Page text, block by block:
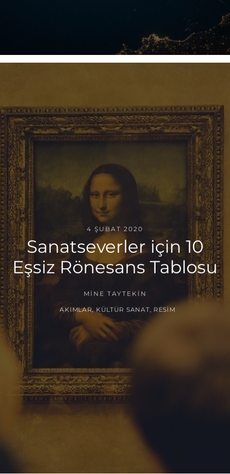
4 ŞUBAT 2020
Sanatseverler için 10
Eşsiz Rönesans Tablosu
MINE TAYTEKIN
AKIMLAR, KÜLTÜR SANAT RESIM